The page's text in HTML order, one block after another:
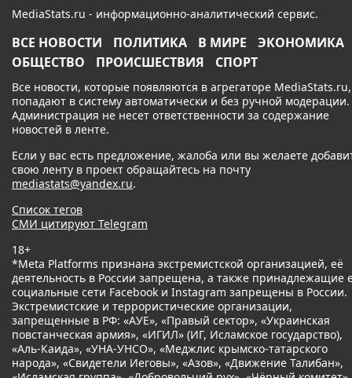
MediaStats.ru - информационно-аналитический сервис.
ВСЕ НОВОСТИ ПОЛИТИКА В МИРЕ
ЭКОНОМИКА
ОБЩЕСТВО
ПРОИСШЕСТВИЯ СПОРТ
Все новости, которые появляются в агрегаторе MediaStats.ru,
попадают в систему автоматически и без ручной модерации.
Администрация не несет ответственности за содержание
новостей в ленте.
Если у вас есть предложение, жалоба или вы желаете
свою ленту в проект обращайтесь на почту
mediastats@yandex.ru.
Список тегов
СМИ цитируют Telegram
18+
*Meta Platforms признана экстремистской организацией, её
деятельность в России запрещена, а также принадлежащие
социальные сети Facebook и Instagram запрещены в России.
Экстремистские и террористические организации,
запрещенные в РФ: «АУЕ», «Правый сектор», «Украинская
повстанческая армия», «ИГИЛ» (ИГ, Исламское государство),
«Аль-Каида», «УНА-УНСО», «Меджлис крымско-татарского
народа», «Свидетели Иеговы», «Азов», «Движение Талибан»,